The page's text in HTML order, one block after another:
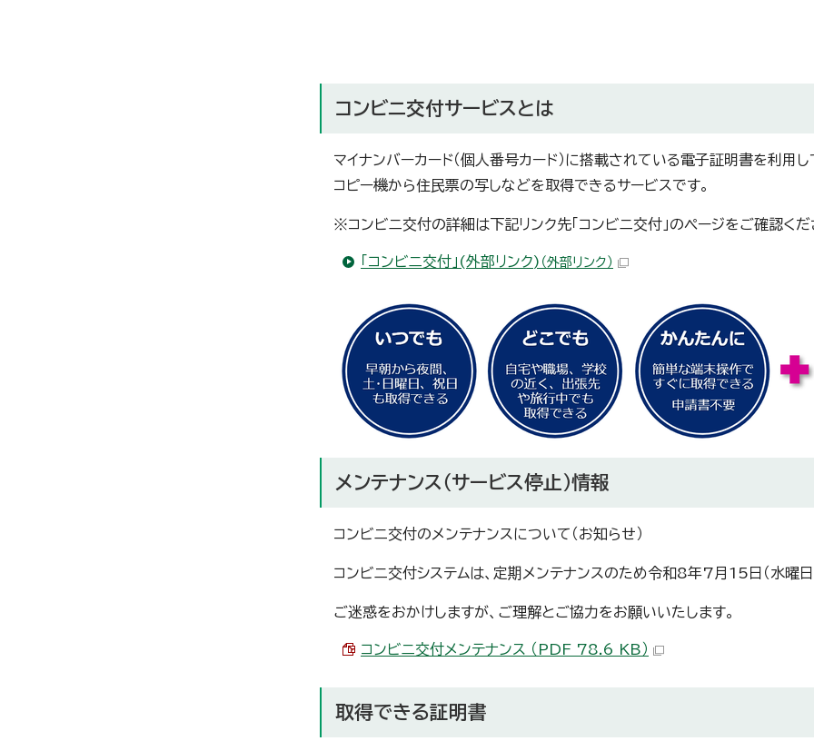
コンビニ交付サービスとは
マイナンバーカード（個人番号カード）に搭載されている電子証明書を利用
コピー機から住民票の写しなどを取得できるサービスです。
※コンビニ交付の詳細は下記リンク先「コンビニ交付」のページをご確認くだ
「コンビニ交付」(外部リンク) （外部リンク）
メンテナンス（サービス停止）情報
コンビニ交付のメンテナンスについて（お知らせ）
コンビニ交付システムは、定期メンテナンスのため令和8年7月15日（水曜
ご迷惑をおかけしますが、ご理解とご協力をお願いいたします。
コンビニ交付メンテナンス （PDF 78.6 KB）
取得できる証明書